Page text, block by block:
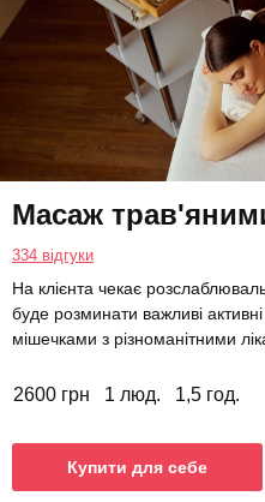
Масаж
334 відгуки
На клієнта чекає
буде розминати важливі активні
мішечками з різноманітними
2600 грн 1 люд. 1,5 год.
Купити для себе